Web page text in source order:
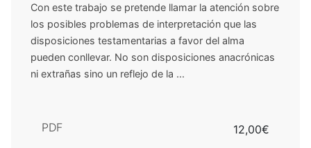
Con este trabajo se pretende llamar la atención sobre
los posibles problemas de interpretación que las
disposiciones testamentarias a favor del alma
pueden conllevar. No son disposiciones anacrónicas
ni extrañas sino un reflejo de la ...
PDF 12,00€